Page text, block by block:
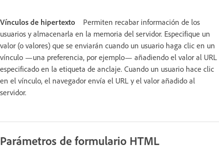
Vínculos de hipertexto
Permiten recabar información de los
usuarios y almacenarla en la memoria del servidor. Especifique un
valor (o valores) que se enviarán cuando un usuario haga clic en un
vínculo —una preferencia, por ejemplo— añadiendo el valor al URL
especificado en la etiqueta de anclaje. Cuando un usuario hace clic
en el vínculo, el navegador envía el URL y el valor añadido al
servidor.
Parámetros de formulario HTML